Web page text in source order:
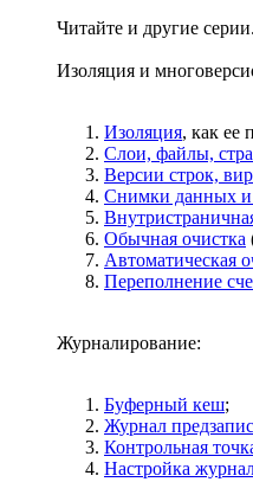
Читайте и другие серии.
Изоляция и
Изоляция, как ее
Слои, файлы,
Версии строк,
Снимки данных и
Обычная очистка
Автоматическая
Переполнение
Журналирование:
Буферный кеш;
Журнал
Контрольная
Настройка